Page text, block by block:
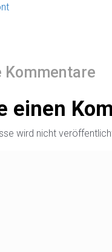
Kommentare
einen
wird nicht